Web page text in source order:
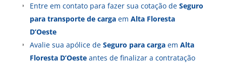
Entre em contato para fazer sua cotação de Seguro
para transporte de cargaem Alta Floresta
D’Oeste
Avalie sua apólice de Seguro para cargaem Alta
Floresta D’Oesteantes de finalizar a contratação